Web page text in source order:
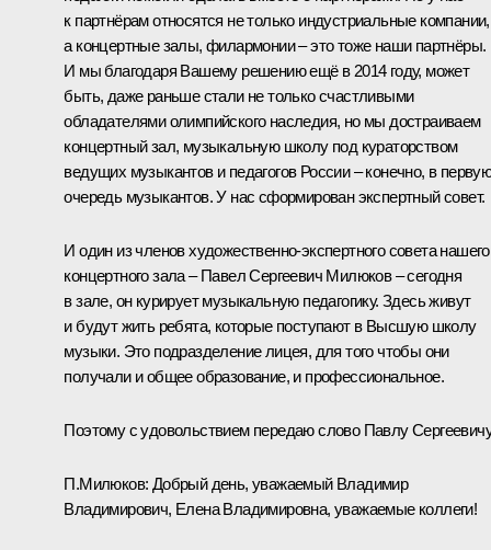
к партнёрам относятся не только индустриальные компании,
а концертные залы, филармонии – это тоже наши партнёры.
И мы благодаря Вашему решению ещё в 2014 году, может
быть, даже раньше стали не только счастливыми
обладателями олимпийского наследия, но мы достраиваем
концертный зал, музыкальную школу под кураторством
ведущих музыкантов и педагогов России – конечно, в
очередь музыкантов. У нас сформирован экспертный совет.
И один из членов художественно-экспертного совета нашего
концертного зала – Павел Сергеевич Милюков – сегодня
в зале, он курирует музыкальную педагогику. Здесь живут
и будут жить ребята, которые поступают в Высшую школу
музыки. Это подразделение лицея, для того чтобы они
получали и общее образование, и профессиональное.
Поэтому с удовольствием передаю слово Павлу
П.Милюков: Добрый день, уважаемый Владимир
Владимирович, Елена Владимировна, уважаемые коллеги!